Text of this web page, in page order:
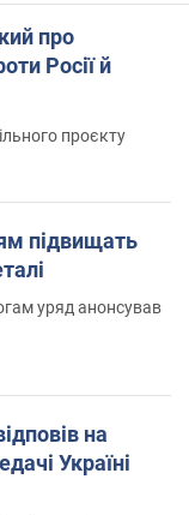
про
Росії й
проєкту
підвищать
уряд анонсував
на
Україні